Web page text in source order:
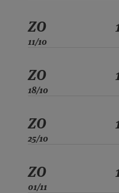
ZO
11/10
ZO
18/10
ZO
25/10
ZO
01/11